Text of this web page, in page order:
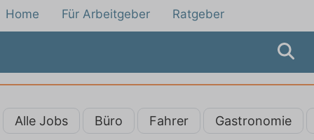
Home Für Arbeitgeber Ratgeber
Alle Jobs Büro Fahrer Gastronomie